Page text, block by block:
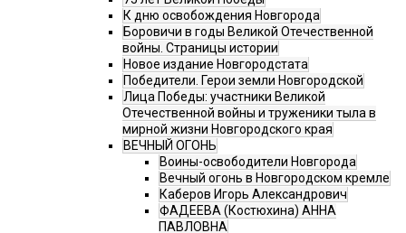
К дню освобождения Новгорода
Боровичи в годы Великой Отечественной
войны. Страницы истории
Новое издание Новгородстата
Победители. Герои земли Новгородской
Лица Победы: участники Великой
Отечественной войны и труженики тыла в
мирной жизни Новгородского края
ВЕЧНЫЙ ОГОНЬ
Воины-освободители Новгорода
Вечный огонь в Новгородском кремле
Каберов Игорь Александрович
ФАДЕЕВА (Костюхина) АННА
ПАВЛОВНА